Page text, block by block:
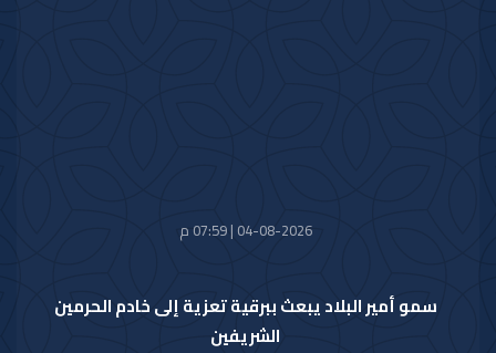
04-08-2026 | 07:59 م
سمو أمير البلاد يبعث ببرقية تعزية إلى خادم الحرمين
الشريفين